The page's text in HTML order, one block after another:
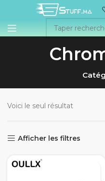
Voici le seul résultat
Afficher les filtres